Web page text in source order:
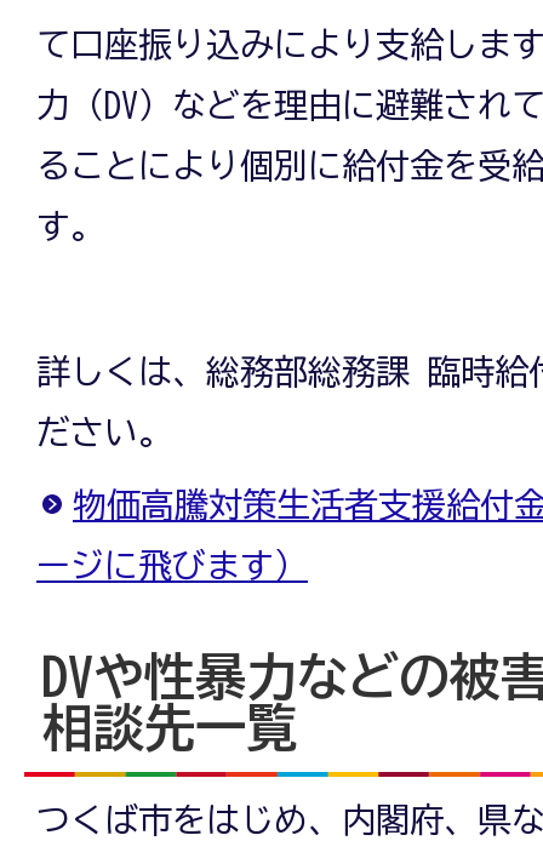
て口座振り込みにより支給しま
力（DV）などを理由に避難され
ることにより個別に給付金を受
す。
詳しくは、総務部総務課 臨時給
ださい。
物価高騰対策生活者支援給付
ージに飛びます）
DVや性暴力などの被
相談先一覧
つくば市をはじめ、内閣府、県